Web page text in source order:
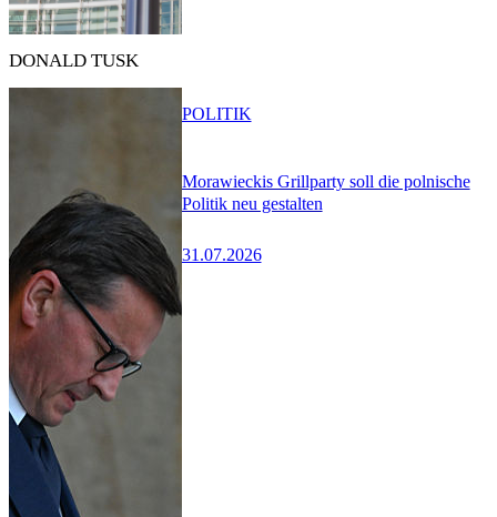
DONALD TUSK
Morawieckis Grillparty soll die polnische
Politik neu gestalten
31.07.2026
POLITIK